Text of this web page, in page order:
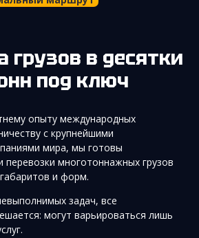
под ключ
опыту международных
с крупнейшими
мира, мы готовы
перевозки многотоннажных грузов
и форм.
задач, все
могут варьироваться лишь